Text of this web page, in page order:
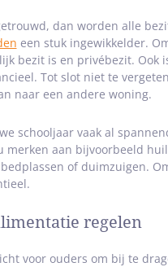
dan worden alle
een stuk ingewikkelder.
bezit is en privébezit. Ook
Tot slot niet te
naar een andere woning.
schooljaar vaak al
merken aan bijvoorbeeld
of duimzuigen.
regelen
voor ouders om bij te